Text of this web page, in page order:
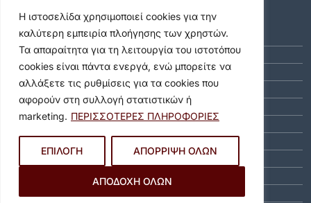
Η ιστοσελίδα χρησιμοποιεί cookies για την
καλύτερη εμπειρία πλοήγησης των χρηστών.
Τα απαραίτητα για τη λειτουργία του ιστοτόπου
cookies είναι πάντα ενεργά, ενώ μπορείτε να
αλλάξετε τις ρυθμίσεις για τα cookies που
αφορούν στη συλλογή στατιστικών ή
marketing. ΠΕΡΙΣΣΟΤΕΡΕΣ ΠΛΗΡΟΦΟΡΙΕΣ
ΕΠΙΛΟΓΗ ΑΠΟΡΡΙΨΗ ΟΛΩΝ
ΑΠΟΔΟΧΗ ΟΛΩΝ
Αρχείο
ΑΎΓΟΥΣΤΟΣ 2026 (8)
ΙΟΎΛΙΟΣ 2026 (55)
ΙΟΎΝΙΟΣ 2026 (46)
ΜΆΙΟΣ 2026 (59)
ΑΠΡΊΛΙΟΣ 2026 (40)
ΜΆΡΤΙΟΣ 2026 (51)
ΦΕΒΡΟΥΆΡΙΟΣ 2026 (40)
ΙΑΝΟΥΆΡΙΟΣ 2026 (31)
ΔΕΚΈΜΒΡΙΟΣ 2025 (64)
ΝΟΈΜΒΡΙΟΣ 2025 (65)